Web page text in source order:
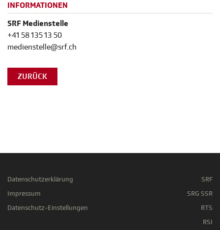
INFORMATIONEN
SRF Medienstelle
+41 58 135 13 50
medienstelle@srf.ch
ZURÜCK
Datenschutzerklärung
Impressum
Datenschutz-Einstellungen
SRF
SRG SSR
RTS
RSI